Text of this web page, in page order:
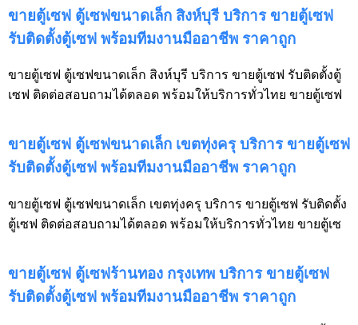
ขายตู้เซฟ ตู้เซฟขนาดเล็ก สิงห์บุรี บริการ ขายตู้เซฟ
รับติดตั้งตู้เซฟ พร้อมทีมงานมืออาชีพ ราคาถูก
ขายตู้เซฟ ตู้เซฟขนาดเล็ก สิงห์บุรี บริการ ขายตู้เซฟ รับติดตั้งตู้
เซฟ ติดต่อสอบถามได้ตลอด พร้อมให้บริการทั่วไทย ขายตู้เซฟ
ขายตู้เซฟ ตู้เซฟขนาดเล็ก เขตทุ่งครุ บริการ ขายตู้เซฟ
รับติดตั้งตู้เซฟ พร้อมทีมงานมืออาชีพ ราคาถูก
ขายตู้เซฟ ตู้เซฟขนาดเล็ก เขตทุ่งครุ บริการ ขายตู้เซฟ รับติดตั้ง
ตู้เซฟ ติดต่อสอบถามได้ตลอด พร้อมให้บริการทั่วไทย ขายตู้เซ
ขายตู้เซฟ ตู้เซฟร้านทอง กรุงเทพ บริการ ขายตู้เซฟ
รับติดตั้งตู้เซฟ พร้อมทีมงานมืออาชีพ ราคาถูก